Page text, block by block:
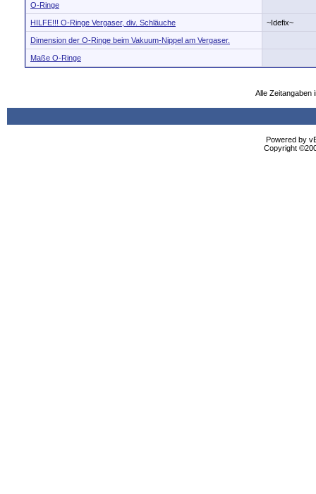
O-Ringe
HILFE!!! O-Ringe Vergaser, div. Schläuche ~Idefix~
Dimension der O-Ringe beim Vakuum-Nippel am Vergaser.
Maße O-Ringe
Alle Zeitangaben
Powered by
Copyright